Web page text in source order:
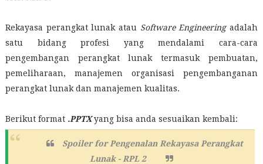
Rekayasa perangkat lunak atau Software Engineeringadalah
satu bidang profesi yang mendalami cara-cara
pengembangan perangkat lunak termasuk pembuatan,
pemeliharaan, manajemen organisasi pengembanganan
perangkat lunak dan manajemen kualitas.
Berikut format .PPTXyang bisa anda sesuaikan kembali:
Spoiler for Pengenalan Rekayasa Perangkat
Lunak - RPL 2